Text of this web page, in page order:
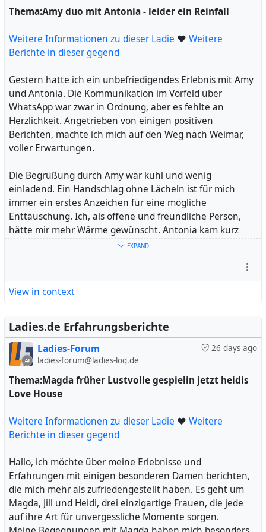
unvergessliches Erlebnis, da ich kaum meinen Finger
lecken, jedoch entschied ich mich dagegen, da ich schon
von ihrem Anblick beeindruckt war.
mich mit einem intensiven, kontrastreichen Stil, während
wir uns leidenschaftlich küssten. Ich durfte die Situation
langsam und ohne Zeitdruck auskosten. Ihr enges und
warmes Innere machte das Erlebnis zu einem
unvergesslichen.
Zum Abschluss wurde mir noch das Badezimmer
aufmerksames Angebot, das ich gerne annahm.
Alles in allem kann ich diese Dame wärmstens
empfehlen, insbesondere für alle, die eine schlanke und
zierliche Figur bevorzugen. Der Service war mehr als
zufriedenstellend und das Preis-Leistungs-Verhältnis
absolut fair. Ein solider und empfehlenswerter Besuch!
Thema:Amy duo mit Antonia - leider ein Reinfall
Weitere Informationen zu dieser Ladie ❤ Weitere
Berichte in dieser gegend
Gestern hatte ich ein unbefriedigendes Erlebnis mit Amy
und Antonia. Die Kommunikation im Vorfeld über
WhatsApp war zwar in Ordnung, aber es fehlte an
Herzlichkeit. Angetrieben von einigen positiven
Berichten, machte ich mich auf den Weg nach Weimar,
voller Erwartungen.
Die Begrüßung durch Amy war kühl und wenig
einladend. Ein Handschlag ohne Lächeln ist für mich
immer ein erstes Anzeichen für eine mögliche
Enttäuschung. Ich, als offene und freundliche Person,
hätte mir mehr Wärme gewünscht. Antonia kam kurz
darauf hinzu, und beide Frauen wirkten auf mich
Ich wurde auf das Bett gebeten, doch die versprochenen
das war enttäuschend. Als Antonia begann, ihre Brüste
an meinem Schwanz zu reiben, war ich etwas verwirrt.
Amy hingegen hielt lediglich ihre Brüste in meine
Richtung, ohne jeden Versuch, mir nahezukommen. Ich
war verwundert über ihre Distanziertheit.
blieben die Damen unbeeindruckt. Antonia versuchte es
mit einem Blowjob, der zwar in Ordnung war, aber keine
durchschnittlich, und ich fragte mich, ob ich hier richtig
war.
Als ich nach Sex fragte, sollte Amy reiten. Doch
stattdessen unterhielten sie sich auf einer Sprache, die
EXPAND
View in context
Ladies.de Erfahrungsberichte
26 days ago
Ladies-Forum
ladies-forum@ladies-log.de
Thema:Magda früher Lustvolle gespielin jetzt heidis
Love House
Weitere Informationen zu dieser Ladie ❤ Weitere
Berichte in dieser gegend
Hallo, ich möchte über meine Erlebnisse und
Erfahrungen mit einigen besonderen Damen berichten,
die mich mehr als zufriedengestellt haben. Es geht um
Magda, Jill und Heidi, drei einzigartige Frauen, die jede
auf ihre Art für unvergessliche Momente sorgen.